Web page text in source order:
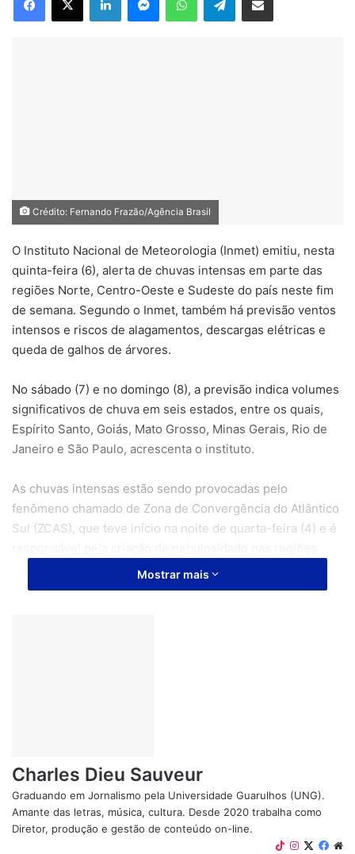
Crédito: Fernando Frazão/Agência Brasil
O Instituto Nacional de Meteorologia (Inmet) emitiu, nesta
quinta-feira (6), alerta de chuvas intensas em parte das
regiões Norte, Centro-Oeste e Sudeste do país neste fim
de semana. Segundo o Inmet, também há previsão ventos
intensos e riscos de alagamentos, descargas elétricas e
queda de galhos de árvores.
No sábado (7) e no domingo (8), a previsão indica volumes
significativos de chuva em seis estados, entre os quais,
Espírito Santo, Goiás, Mato Grosso, Minas Gerais, Rio de
Janeiro e São Paulo, acrescenta o instituto.
As chuvas intensas estão sendo provocadas pelo
fenômeno chamado de Zona de Convergência do Atlântico
Sul (ZCAS), que teve início na noite de quarta-feira (4) e é
10 de outubro de 2023
Festival Cultura e Pop Rua: São Paulo abre quarta-feira
13 de agosto de 2023
Mostrar mais
Charles Dieu Sauveur
Graduando em Jornalismo pela Universidade Guarulhos (UNG).
Amante das letras, música, cultura. Desde 2020 trabalha como
Diretor, produção e gestão de conteúdo on-line.
X
Instagram
TikTok